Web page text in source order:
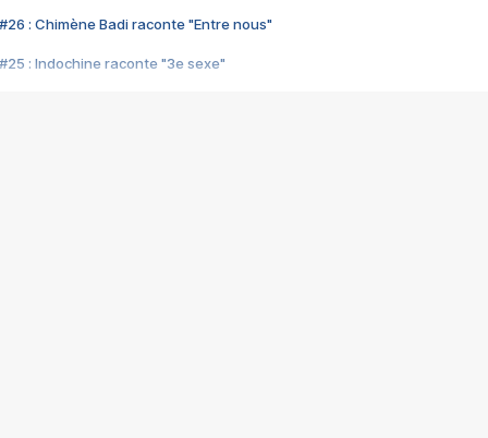
#26 : Chimène Badi raconte "Entre nous"
#25 : Indochine raconte "3e sexe"